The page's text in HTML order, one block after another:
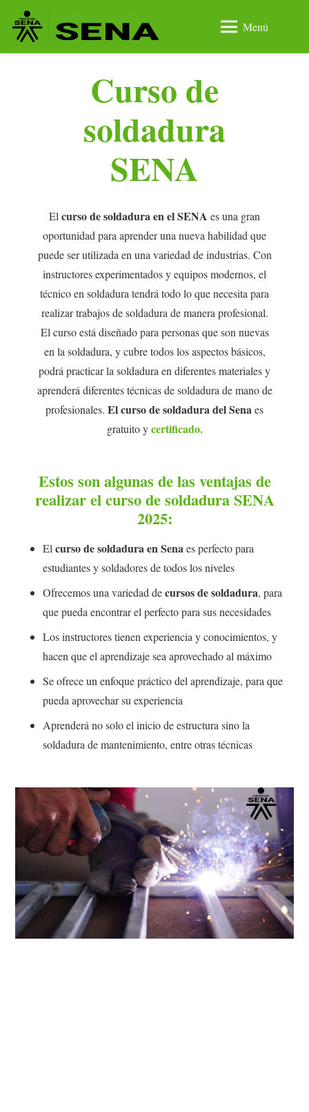
Menú
Curso de
soldadura
SENA
El curso de soldadura en el SENA es una gran
oportunidad para aprender una nueva habilidad que
puede ser utilizada en una variedad de industrias. Con
instructores experimentados y equipos modernos, el
técnico en soldadura tendrá todo lo que necesita para
realizar trabajos de soldadura de manera profesional.
El curso está diseñado para personas que son nuevas
en la soldadura, y cubre todos los aspectos básicos,
podrá practicar la soldadura en diferentes materiales y
aprenderá diferentes técnicas de soldadura de mano de
profesionales. El curso de soldadura del Senaes
gratuito ycertificado.
Estos son algunas de las ventajas de
realizar el curso de soldadura SENA
2025:
Elcurso de soldadura en Senaes perfecto para
estudiantes y soldadores de todos los niveles
Ofrecemos una variedad decursos de soldadura, para
que pueda encontrar el perfecto para sus necesidades
Los instructores tienen experiencia y conocimientos, y
hacen que el aprendizaje sea aprovechado al máximo
Se ofrece un enfoque práctico del aprendizaje, para que
pueda aprovechar su experiencia
Aprenderá no solo el inicio de estructura sino la
soldadura de mantenimiento, entre otras técnicas